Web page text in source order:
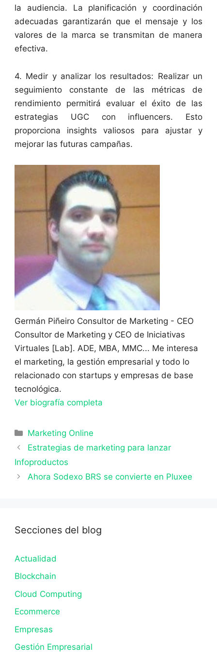
la audiencia. La planificación y coordinación
adecuadas garantizarán que el mensaje y los
valores de la marca se transmitan de manera
efectiva.
4. Medir y analizar los resultados: Realizar un
seguimiento constante de las métricas de
rendimiento permitirá evaluar el éxito de las
estrategias UGC con influencers. Esto
proporciona insights valiosos para ajustar y
mejorar las futuras campañas.
Germán Piñeiro Consultor de Marketing - CEO
Consultor de Marketing y CEO de Iniciativas
Virtuales [Lab]. ADE, MBA, MMC... Me interesa
el marketing, la gestión empresarial y todo lo
relacionado con startups y empresas de base
tecnológica.
Ver biografía completa
Categorías
Marketing Online
Estrategias de marketing para lanzar
Infoproductos
Ahora Sodexo BRS se convierte en Pluxee
Secciones del blog
Actualidad
Blockchain
Cloud Computing
Ecommerce
Empresas
Gestión Empresarial